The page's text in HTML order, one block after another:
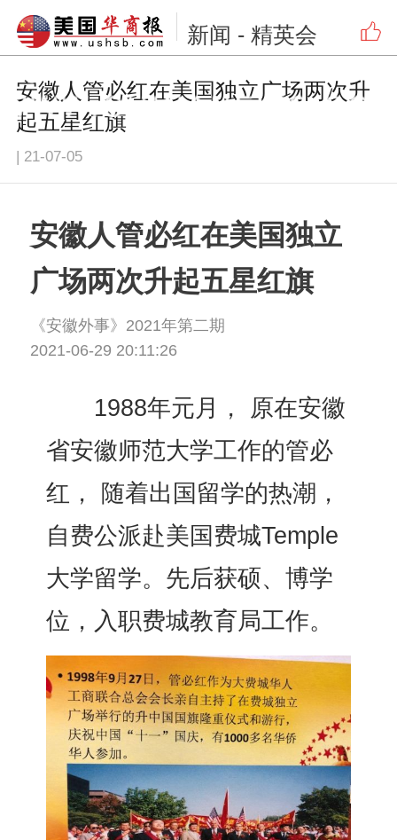
新闻 - 精英会
安徽人管必红在美国独立广场两次升
起五星红旗
| 21-07-05
安徽人管必红在美国独立
广场两次升起五星红旗
《安徽外事》2021年第二期
2021-06-29 20:11:26
1988年元月， 原在安徽
省安徽师范大学工作的管必
红， 随着出国留学的热潮，
自费公派赴美国费城Temple
大学留学。先后获硕、博学
位，入职费城教育局工作。